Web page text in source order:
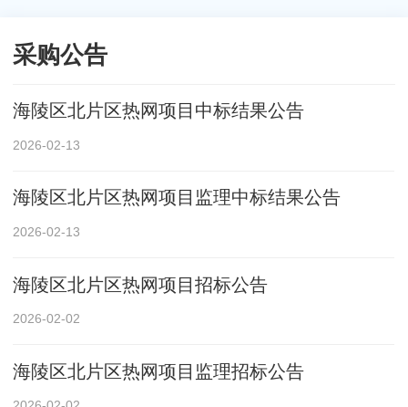
采购公告
海陵区北片区热网项目中标结果公告
2026-02-13
海陵区北片区热网项目监理中标结果公告
2026-02-13
海陵区北片区热网项目招标公告
2026-02-02
海陵区北片区热网项目监理招标公告